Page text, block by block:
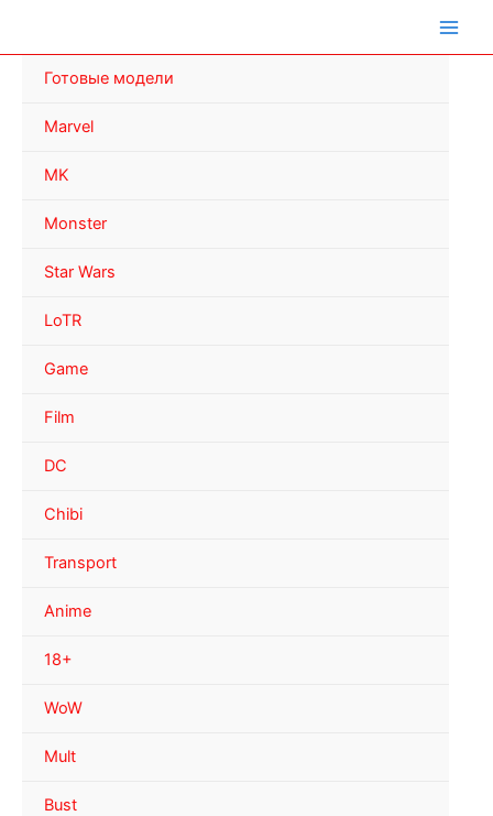
Готовые модели
Marvel
MK
Monster
Star Wars
LoTR
Game
Film
DC
Chibi
Transport
Anime
18+
WoW
Mult
Bust